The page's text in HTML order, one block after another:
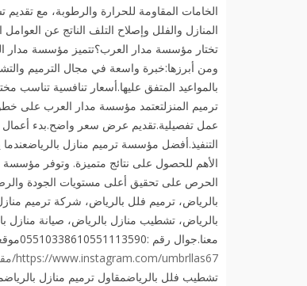
الخامات المقاومة للحرارة والرطوبة، مع
المنازل والفلل وإصلاح التلف الناتج عن
تختار مؤسسة مدار العرب؟تتميز مؤسسة مدار
ومن أبرزها:خبرة واسعة في مجال الترميم
بالمواعيد المتفق عليها.أسعار تنافسية
ترميم المنزلتعتمد مؤسسة مدار العرب على
عمل تفصيلية.تقديم عرض سعر واضح.بدء أعمال
التنفيذ.أفضل مؤسسة ترميم منازل
الأهم للحصول على نتائج متميزة. وتوفر
الحرص على تحقيق أعلى مستويات الجودة
بالرياض، ترميم فلل بالرياض، شركة ترميم
بالرياض، تشطيب منازل بالرياض، صيانة منازل
معنا.جوال رقم :05510338610551113590موقعنا الالكتروني :
https://www.instagram.com/umbrllas67/مقاول
تشطيب فلل بالرياضمقاول ترميم منازل